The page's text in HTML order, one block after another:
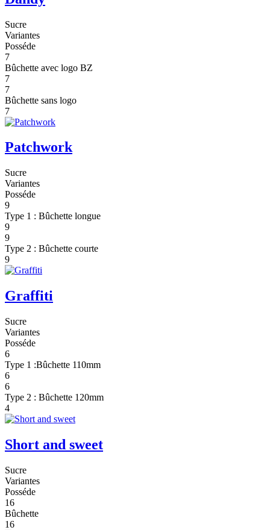
Sucre
Variantes
Posséde
7
Bûchette avec logo BZ
7
7
Bûchette sans logo
7
Patchwork
Sucre
Variantes
Posséde
9
Type 1 : Bûchette longue
9
9
Type 2 : Bûchette courte
9
Graffiti
Sucre
Variantes
Posséde
6
Type 1 :Bûchette 110mm
6
6
Type 2 : Bûchette 120mm
4
Short and sweet
Sucre
Variantes
Posséde
16
Bûchette
16